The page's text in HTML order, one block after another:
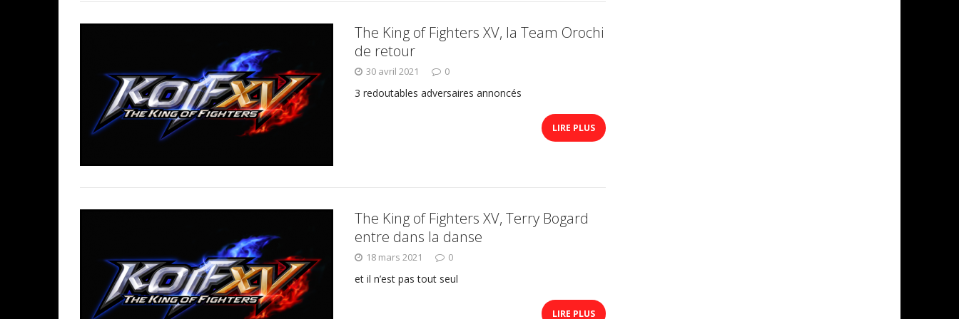
The King of Fighters XV, la Team Orochi
de retour
30 avril 2021 0
3 redoutables adversaires annoncés
LIRE PLUS
The King of Fighters XV, Terry Bogard
entre dans la danse
18 mars 2021 0
et il n’est pas tout seul
LIRE PLUS